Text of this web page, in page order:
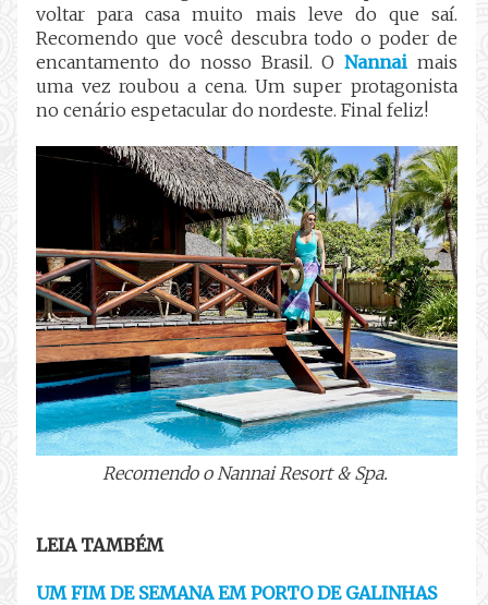
voltar para casa muito mais leve do que saí.
Recomendo que você descubra todo o poder de
encantamento do nosso Brasil. ONannai mais
uma vez roubou a cena. Um super protagonista
no cenário espetacular do nordeste. Final feliz!
Recomendo o Nannai Resort & Spa.
LEIA TAMBÉM
UM FIM DE SEMANA EM PORTO DE GALINHAS